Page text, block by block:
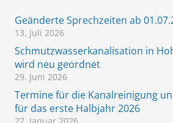
Geänderte Sprechzeiten ab
13. Juli 2026
Schmutzwasserkanalisation in
wird neu geordnet
29. Juni 2026
Termine für die Kanalreinigung
für das erste Halbjahr 2026